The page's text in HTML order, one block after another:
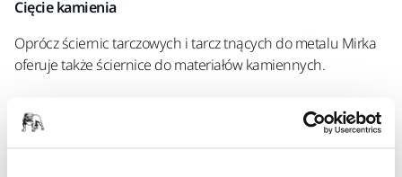
Cięcie kamienia
Oprócz ściernic tarczowych i tarcz tnących do metalu Mirka
oferuje także ściernice do materiałów kamiennych.
Tarcze Mirka do kamienia oferują wysoką jakość i czystość
cięć, pozwalając Ci szybciej przejść do następnego kroku.